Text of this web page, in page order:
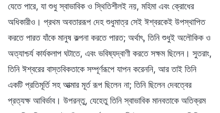
যেতে পারে, যা শুধু স্বাভাবিক ও স্থিতিশীলই নয়, মহিমা এবং ক্রোধের
অধিকারীও। প্রথম অবতাররূপ দেহ শুধুমাত্র সেই ঈশ্বরকেই উপস্থাপিত
করতে পারত যাঁকে মানুষ কল্পনা করতে পারত; অর্থাৎ, তিনি শুধুই অলৌকিক ও
অত্যাশ্চর্য কার্যকলাপ ঘটাতে, এবং ভবিষ্যদ্বাণী করতে সক্ষম ছিলেন। সুতরাং,
তিনি ঈশ্বরের বাস্তবিকতাকে সম্পূর্ণরূপে যাপন করেননি, আর তাই তিনি
একটি প্রতিমূর্তি সহ আত্মার মূর্ত রূপ ছিলেন না; তিনি ছিলেন দেবত্বের
প্রত্যক্ষ আবির্ভাব। উপরন্তু, যেহেতু তিনি স্বাভাবিক মানবতাকে অতিক্রম